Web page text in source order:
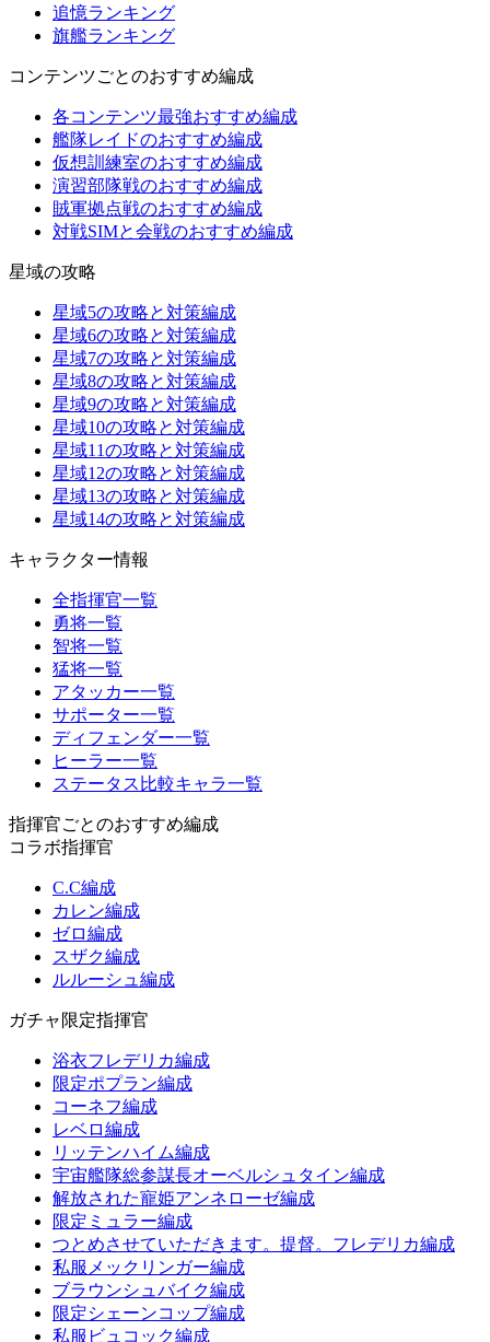
追憶ランキング
旗艦ランキング
コンテンツごとのおすすめ編成
各コンテンツ最強おすすめ編成
艦隊レイドのおすすめ編成
仮想訓練室のおすすめ編成
演習部隊戦のおすすめ編成
賊軍拠点戦のおすすめ編成
対戦SIMと会戦のおすすめ編成
星域の攻略
星域5の攻略と対策編成
星域6の攻略と対策編成
星域7の攻略と対策編成
星域8の攻略と対策編成
星域9の攻略と対策編成
星域10の攻略と対策編成
星域11の攻略と対策編成
星域12の攻略と対策編成
星域13の攻略と対策編成
星域14の攻略と対策編成
キャラクター情報
全指揮官一覧
勇将一覧
智将一覧
猛将一覧
アタッカー一覧
サポーター一覧
ディフェンダー一覧
ヒーラー一覧
ステータス比較キャラ一覧
指揮官ごとのおすすめ編成
コラボ指揮官
C.C編成
カレン編成
ゼロ編成
スザク編成
ルルーシュ編成
ガチャ限定指揮官
浴衣フレデリカ編成
限定ポプラン編成
コーネフ編成
レベロ編成
リッテンハイム編成
宇宙艦隊総参謀長オーベルシュタイン編成
解放された寵姫アンネローゼ編成
限定ミュラー編成
つとめさせていただきます。提督。フレデリカ編成
私服メックリンガー編成
ブラウンシュバイク編成
限定シェーンコップ編成
私服ビュコック編成